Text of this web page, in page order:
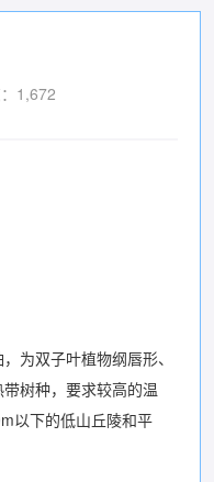
1,672
为双子叶植物纲唇形、
树种，要求较高的温
以下的低山丘陵和平